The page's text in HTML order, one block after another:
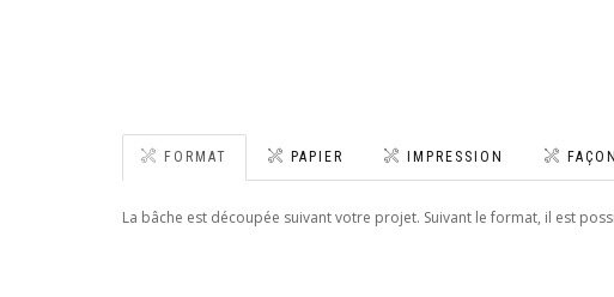
FORMAT PAPIER IMPRESSION
La bâche est découpée suivant votre projet. Suivant le format, il est